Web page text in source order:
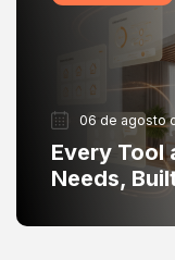
06 de agosto
Every Tool
Needs,